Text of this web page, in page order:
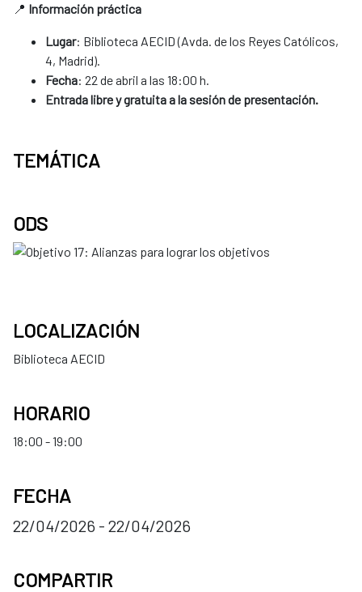
📍 Información práctica
Lugar: Biblioteca AECID (Avda. de los Reyes Católicos,
4, Madrid).
Fecha: 22 de abril a las 18:00 h.
Entrada libre y gratuita a la sesión de presentación.
TEMÁTICA
ODS
LOCALIZACIÓN
Biblioteca AECID
HORARIO
18:00 - 19:00
FECHA
22/04/2026 - 22/04/2026
COMPARTIR